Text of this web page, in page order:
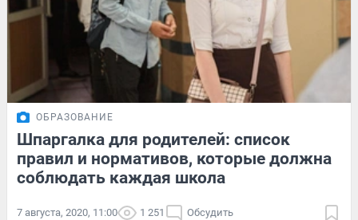
ОБРАЗОВАНИЕ
Шпаргалка для родителей: список
правил и нормативов, которые должна
соблюдать каждая школа
7 августа, 2020, 11:00 1 251 Обсудить